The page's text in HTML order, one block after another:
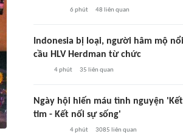
6 phút 48 liên quan
Indonesia bị loại, người hâm mộ
cầu HLV Herdman từ chức
4 phút 35 liên quan
Ngày hội hiến máu tình nguyện
tim - Kết nối sự sống'
4 phút 3085 liên quan